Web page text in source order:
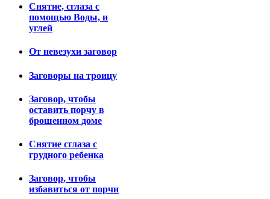
Снятие, сглаза с
помощью Воды, и
углей
От невезухи заговор
Заговоры на троицу
Заговор, чтобы
оставить порчу в
брошенном доме
Снятие сглаза с
грудного ребенка
Заговор, чтобы
избавиться от порчи